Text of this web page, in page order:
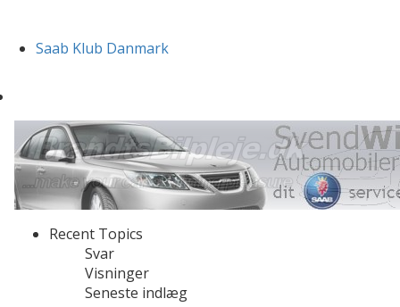
Saab Klub Danmark
Recent Topics
Svar
Visninger
Seneste indlæg